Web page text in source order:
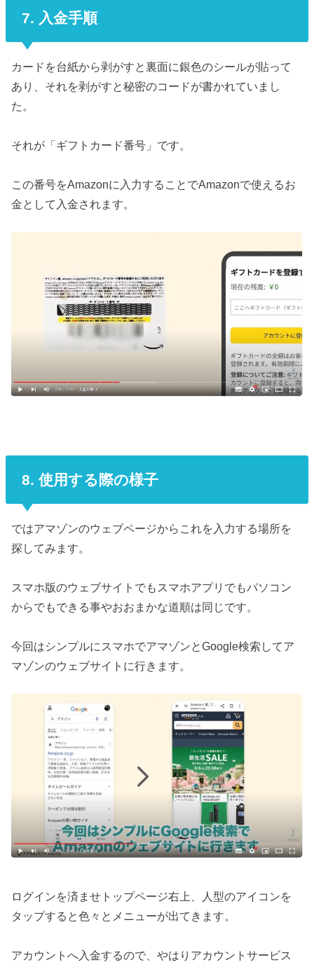
7. 入金手順
カードを台紙から剥がすと裏面に銀色のシールが貼って
あり、それを剥がすと秘密のコードが書かれていまし
た。
それが「ギフトカード番号」です。
この番号をAmazonに入力することでAmazonで使えるお
金として入金されます。
8. 使用する際の様子
ではアマゾンのウェブページからこれを入力する場所を
探してみます。
スマホ版のウェブサイトでもスマホアプリでもパソコン
からでもできる事やおおまかな道順は同じです。
今回はシンプルにスマホでアマゾンとGoogle検索してア
マゾンのウェブサイトに行きます。
ログインを済ませトップページ右上、人型のアイコンを
タップすると色々とメニューが出てきます。
アカウントへ入金するので、やはりアカウントサービス